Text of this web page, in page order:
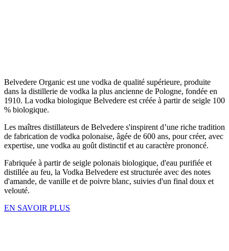
Belvedere Organic est une vodka de qualité supérieure, produite
dans la distillerie de vodka la plus ancienne de Pologne, fondée en
1910. La vodka biologique Belvedere est créée à partir de seigle 100
% biologique.
Les maîtres distillateurs de Belvedere s'inspirent d’une riche tradition
de fabrication de vodka polonaise, âgée de 600 ans, pour créer, avec
expertise, une vodka au goût distinctif et au caractère prononcé.
Fabriquée à partir de seigle polonais biologique, d'eau purifiée et
distillée au feu, la Vodka Belvedere est structurée avec des notes
d'amande, de vanille et de poivre blanc, suivies d'un final doux et
velouté.
EN SAVOIR PLUS